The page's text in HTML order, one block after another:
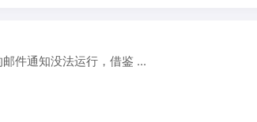
件通知没法运行，借鉴 ...